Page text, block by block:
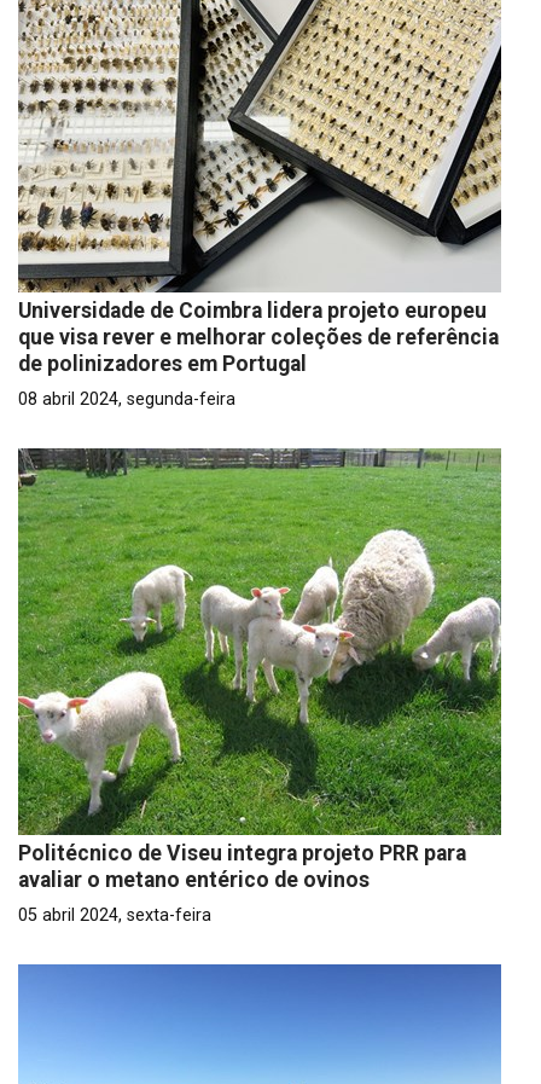
Universidade de Coimbra lidera projeto europeu
que visa rever e melhorar coleções de referência
de polinizadores em Portugal
08 abril 2024, segunda-feira
Politécnico de Viseu integra projeto PRR para
avaliar o metano entérico de ovinos
05 abril 2024, sexta-feira